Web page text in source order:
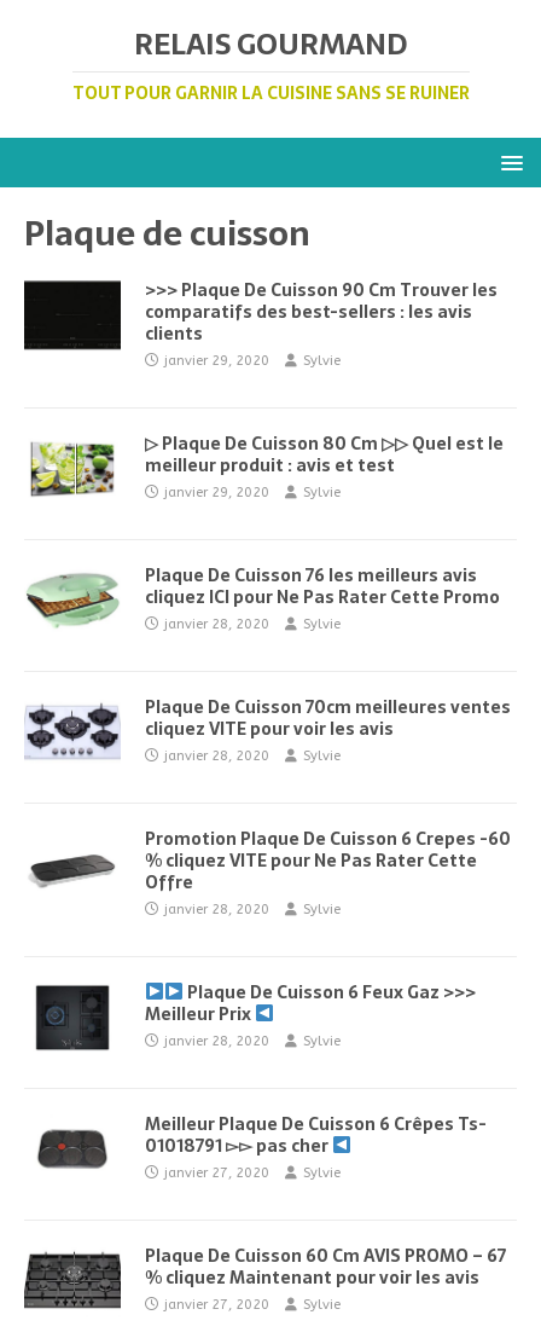
RELAIS GOURMAND
TOUT POUR GARNIR LA CUISINE SANS SE RUINER
Plaque de cuisson
>>> Plaque De Cuisson 90 Cm Trouver les
comparatifs des best-sellers : les avis
clients
janvier 29, 2020 Sylvie
▷ Plaque De Cuisson 80 Cm ▷▷ Quel est le
meilleur produit : avis et test
janvier 29, 2020 Sylvie
Plaque De Cuisson 76 les meilleurs avis
cliquez ICI pour Ne Pas Rater Cette Promo
janvier 28, 2020 Sylvie
Plaque De Cuisson 70cm meilleures ventes
cliquez VITE pour voir les avis
janvier 28, 2020 Sylvie
Promotion Plaque De Cuisson 6 Crepes -60
% cliquez VITE pour Ne Pas Rater Cette
Offre
janvier 28, 2020 Sylvie
Plaque De Cuisson 6 Feux Gaz >>>
Meilleur Prix
janvier 28, 2020 Sylvie
Meilleur Plaque De Cuisson 6 Crêpes Ts-
01018791 ▻▻ pas cher
janvier 27, 2020 Sylvie
Plaque De Cuisson 60 Cm AVIS PROMO – 67
% cliquez Maintenant pour voir les avis
janvier 27, 2020 Sylvie